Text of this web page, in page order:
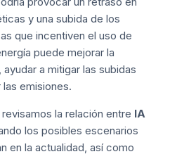
y una subida de los
que incentiven el uso de
puede mejorar la
a mitigar las subidas
emisiones.
la relación entre IA
los posibles escenarios
en la actualidad, así como